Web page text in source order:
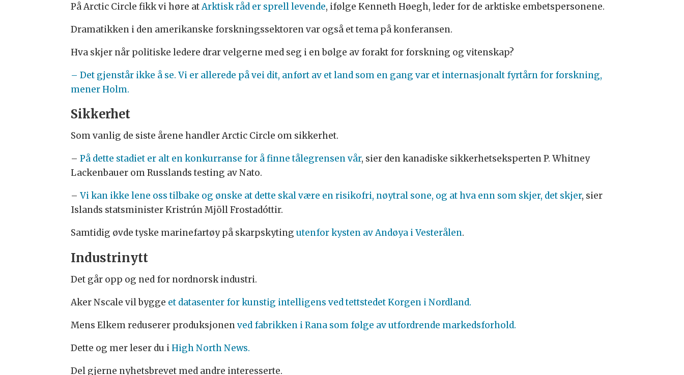
På Arctic Circle fikk vi høre atArktisk råd er sprell levende, ifølge Kenneth Høegh, leder for de arktiske embetspersonene.
Dramatikken i den amerikanske forskningssektoren var også et tema på konferansen.
Hva skjer når politiske ledere drar velgerne med seg i en bølge av forakt for forskning og vitenskap?
– Det gjenstår ikke å se. Vi er allerede på vei dit, anført av et land som en gang var et internasjonalt fyrtårn for forskning,
mener Holm.
Sikkerhet
Som vanlig de siste årene handler Arctic Circle om sikkerhet.
–På dette stadiet er alt en konkurranse for å finne tålegrensen vår, sier den kanadiske sikkerhetseksperten P. Whitney
Lackenbauer om Russlands testing av Nato.
–Vi kan ikke lene oss tilbake og ønske at dette skal være en risikofri, nøytral sone, og at hva enn som skjer, det skjer, sier
Islands statsminister Kristrún Mjöll Frostadóttir.
Samtidig øvde tyske marinefartøy på skarpskytingutenfor kysten av Andøya i Vesterålen.
Industrinytt
Det går opp og ned for nordnorsk industri.
Aker Nscale vil bygge et datasenter for kunstig intelligens ved tettstedet Korgen i Nordland.
Mens Elkem reduserer produksjonenved fabrikken i Rana som følge av utfordrende markedsforhold.
Dette og mer leser du i High North News.
Del gjerne nyhetsbrevet med andre interesserte.